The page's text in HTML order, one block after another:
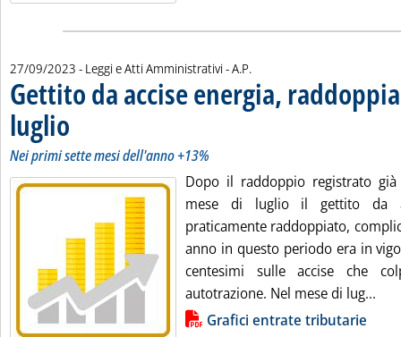
27/09/2023 - Leggi e Atti Amministrativi -di:
A.P.
Gettito da accise energia,
luglio . Sottotitolo: Nei primi sette mesi dell'anno +13%
. Pubblicata mercoledì 27 settembre 2023 alle 11.4.
Nei primi sette mesi dell'anno +13%
Dopo il raddoppio registrato
mese di luglio il gettito da
praticamente raddoppiato,
anno in questo periodo era in
centesimi sulle accise che
autotrazione. Nel mese di lug...
Lista allegati PDF alla notiziaGrafici entrate tributarie